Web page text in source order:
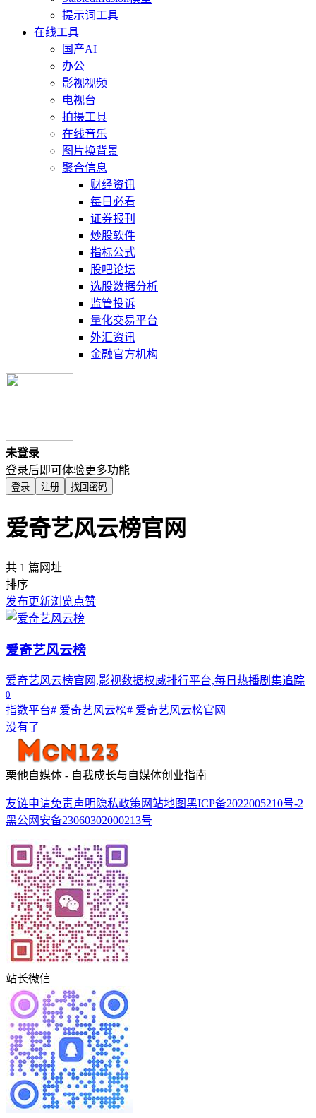
提示词工具
在线工具
国产AI
办公
影视视频
电视台
拍摄工具
在线音乐
图片换背景
聚合信息
财经资讯
每日必看
证券报刊
炒股软件
指标公式
股吧论坛
选股数据分析
监管投诉
量化交易平台
外汇资讯
金融官方机构
未登录
登录后即可体验更多功能
登录 注册 找回密码
爱奇艺风云榜官网
共 1 篇网址
排序
发布更新浏览点赞
爱奇艺风云榜
爱奇艺风云榜官网,影视数据权威排行平台,每日热播剧集追踪
0
指数平台# 爱奇艺风云榜# 爱奇艺风云榜官网
没有了
栗他自媒体 - 自我成长与自媒体创业指南
友链申请免责声明 隐私政策 网站地图黑ICP备2022005210号-2
黑公网安备23060302000213号
站长微信